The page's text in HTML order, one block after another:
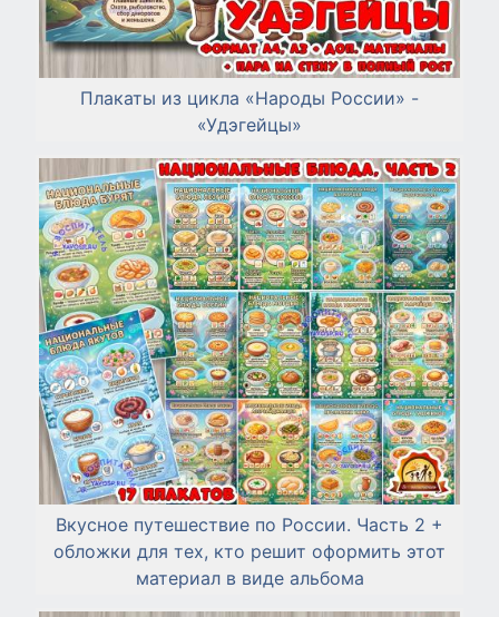
Плакаты из цикла «Народы России» -
«Удэгейцы»
Вкусное путешествие по России. Часть 2 +
обложки для тех, кто решит оформить этот
материал в виде альбома